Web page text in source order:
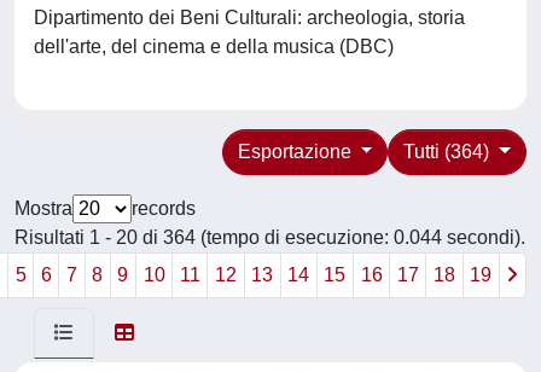
Dipartimento dei Beni Culturali: archeologia, storia
dell'arte, del cinema e della musica (DBC)
Tutti (364)
Esportazione
Mostra
records
Risultati 1 - 20 di 364 (tempo di esecuzione: 0.044 secondi).
5 6 7 8 9 10 11 12 13 14 15 16 17 18 19